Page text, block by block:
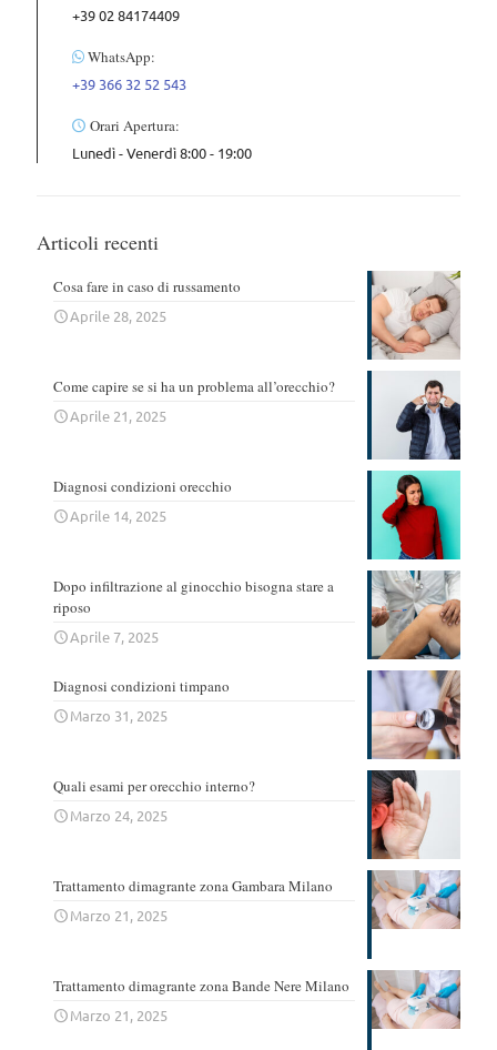
+39 02 84174409
WhatsApp:
+39 366 32 52 543
Orari Apertura:
Lunedì - Venerdì 8:00 - 19:00
Articoli recenti
Cosa fare in caso di russamento
Aprile 28, 2025
Come capire se si ha un problema all’orecchio?
Aprile 21, 2025
Diagnosi condizioni orecchio
Aprile 14, 2025
Dopo infiltrazione al ginocchio bisogna stare a
riposo
Aprile 7, 2025
Diagnosi condizioni timpano
Marzo 31, 2025
Quali esami per orecchio interno?
Marzo 24, 2025
Trattamento dimagrante zona Gambara Milano
Marzo 21, 2025
Trattamento dimagrante zona Bande Nere Milano
Marzo 21, 2025